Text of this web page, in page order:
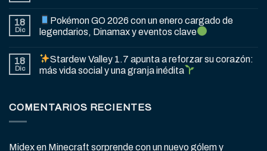
18
Dic
Pokémon GO 2026 con un enero cargado de
legendarios, Dinamax y eventos clave
18
Dic
Stardew Valley 1.7 apunta a reforzar su corazón:
más vida social y una granja inédita
COMENTARIOS RECIENTES
Midexen Minecraft sorprende con un nuevo gólem y